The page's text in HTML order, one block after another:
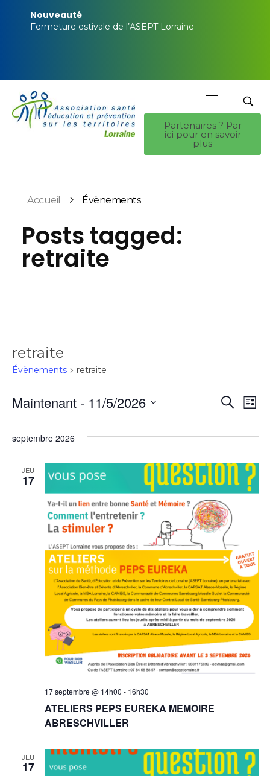
Nouveauté
Fermeture estivale de l’ASEPT Lorraine
Partenaires ? Par
ici pour en savoir
plus
Accueil Évènements
Posts tagged:
retraite
retraite
Évènements retraite
et
de
de
Liste
Maintenant - 11/5/2026
une
septembre 2026
JEU
17
ATELIERS PEPS EUREKA MEMOIRE
ABRESCHVILLER
17 septembre @ 14h00 - 16h30
JEU
17